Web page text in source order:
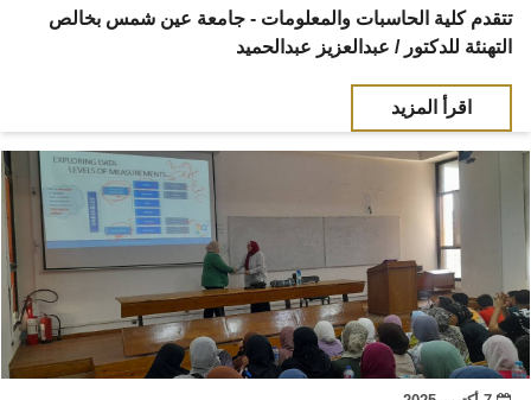
تتقدم كلية الحاسبات والمعلومات - جامعة عين شمس بخالص
التهنئة للدكتور / عبدالعزيز عبدالحميد
اقرأ المزيد